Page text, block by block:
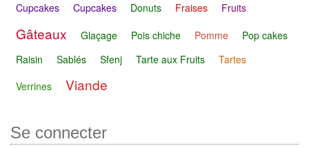
Cupcakes
Cupcakes Donuts Fraises Fruits
Gâteaux Glaçage Pois chiche Pomme
Pop cakes
Raisin
Sablés Sfenj Tarte aux Fruits
Tartes
Verrines
Viande
Se connecter